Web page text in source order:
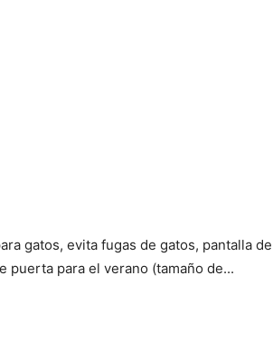
gatos, evita fugas de gatos, pantalla
puerta para el verano (tamaño de...